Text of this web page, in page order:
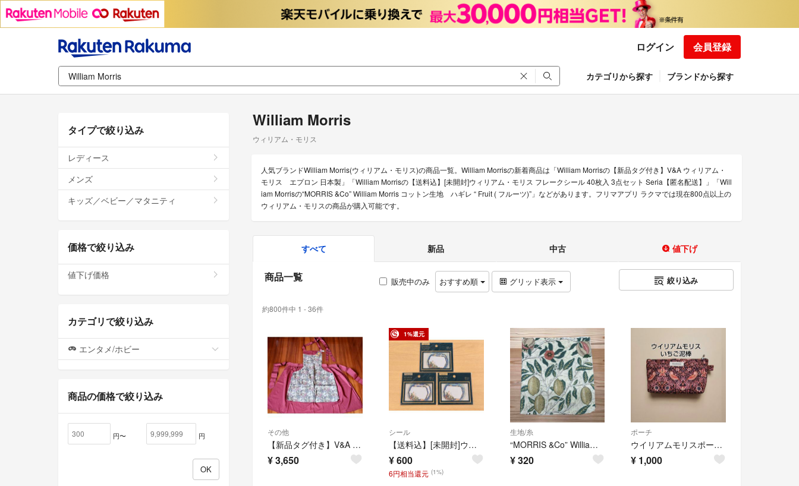
ログイン 会員登録
カテゴリから探す ブランドから探す
William Morris
ウィリアム・モリス
人気ブランドWilliam Morris(ウィリアム・モリス)の商品一覧。William Morrisの新着商品は「William Morrisの【新品タグ付き】V&A ウィリアム・
モリス エプロン 日本製」「William Morrisの【送料込】[未開封]ウィリアム・モリス フレークシール 40枚入 3点セット Seria【匿名配送】」「Will
iam Morrisの“MORRIS &Co” William Morris コットン生地 ハギレ “ Fruit ( フルーツ)”」などがあります。フリマアプリ ラクマでは現在800点以上の
ウィリアム・モリスの商品が購入可能です。
すべて 新品 中古 値下げ
商品一覧 販売中のみ おすすめ順 グリッド表示 絞り込み
約800件中 1 - 36件
その他
【新品タグ付き】V&A ウィリアム・モリス エプロン 日本製
¥3,650
1%還元
シール
【送料込】[未開封]ウィリアム・モリス フレークシール 40枚入 3点セット Seria【匿名配送】
¥600
6円相当還元 (1%)
生地/糸
“MORRIS &Co” William Morris コットン生地 ハギレ “ Fruit ( フルーツ)”
¥320
ポーチ
ウイリアムモリスポーチ、ハンドメイド、いちご泥棒、茶系ポーチ、化粧ポーチ、ペンケース、通帳入れ、
¥ 1,000
タイプで絞り込み
レディース
メンズ
キッズ／ベビー／マタニティ
価格で絞り込み
値下げ価格
カテゴリで絞り込み
エンタメ/ホビー
商品の価格で絞り込み
円〜 円